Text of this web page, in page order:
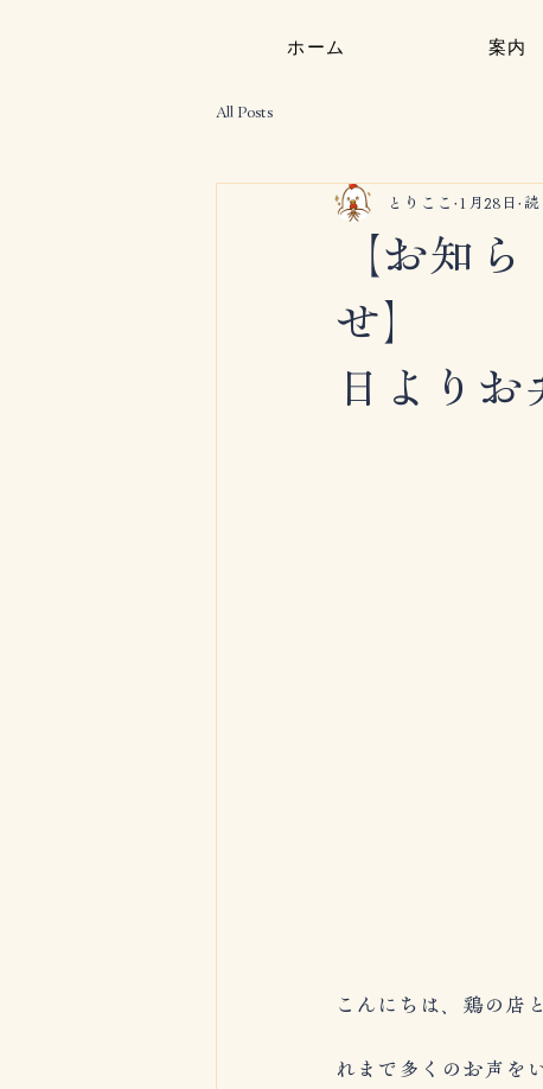
ホーム 案内
All Posts
【お知ら
日よりお
とりここ 1月28日
こんにちは、鶏の店
れまで多くのお声を